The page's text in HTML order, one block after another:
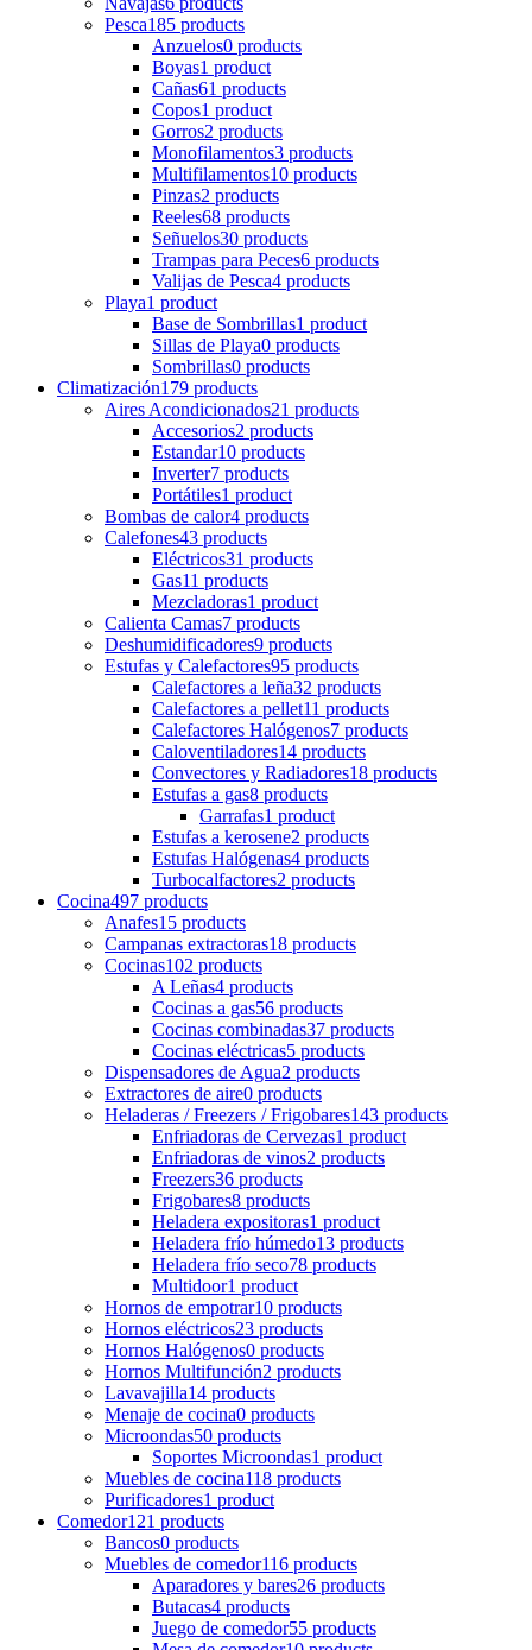
Pesca185 products
Anzuelos0 products
Boyas1 product
Cañas61 products
Copos1 product
Gorros2 products
Monofilamentos3 products
Multifilamentos10 products
Pinzas2 products
Reeles68 products
Señuelos30 products
Trampas para Peces6 products
Valijas de Pesca4 products
Playa1 product
Base de Sombrillas1 product
Sillas de Playa0 products
Sombrillas0 products
Climatización179 products
Aires Acondicionados21 products
Accesorios2 products
Estandar10 products
Inverter7 products
Portátiles1 product
Bombas de calor4 products
Calefones43 products
Eléctricos31 products
Gas11 products
Mezcladoras1 product
Calienta Camas7 products
Deshumidificadores9 products
Estufas y Calefactores95 products
Calefactores a leña32 products
Calefactores a pellet11 products
Calefactores Halógenos7 products
Caloventiladores14 products
Convectores y Radiadores18 products
Estufas a gas8 products
Garrafas1 product
Estufas a kerosene2 products
Estufas Halógenas4 products
Turbocalfactores2 products
Cocina497 products
Anafes15 products
Campanas extractoras18 products
Cocinas102 products
A Leñas4 products
Cocinas a gas56 products
Cocinas combinadas37 products
Cocinas eléctricas5 products
Dispensadores de Agua2 products
Extractores de aire0 products
Heladeras / Freezers / Frigobares143 products
Enfriadoras de Cervezas1 product
Enfriadoras de vinos2 products
Freezers36 products
Frigobares8 products
Heladera expositoras1 product
Heladera frío húmedo13 products
Heladera frío seco78 products
Multidoor1 product
Hornos de empotrar10 products
Hornos eléctricos23 products
Hornos Halógenos0 products
Hornos Multifunción2 products
Lavavajilla14 products
Menaje de cocina0 products
Microondas50 products
Soportes Microondas1 product
Muebles de cocina118 products
Purificadores1 product
Comedor121 products
Bancos0 products
Muebles de comedor116 products
Aparadores y bares26 products
Butacas4 products
Juego de comedor55 products